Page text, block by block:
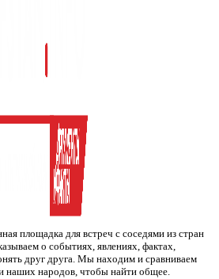
площадка для встреч с соседями из стран
о событиях, явлениях, фактах,
друг друга. Мы находим и сравниваем
наших народов, чтобы найти общее.